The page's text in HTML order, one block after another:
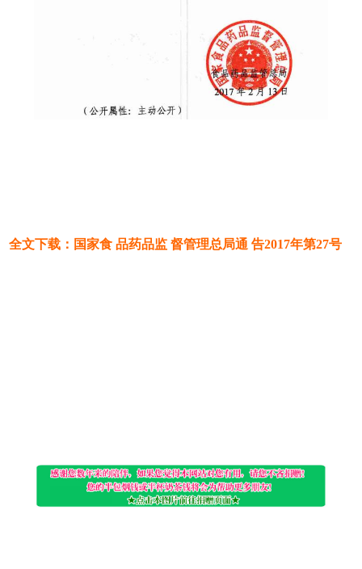
全文下载：国家食 品药品监 督管理总局通 告2017年第27号